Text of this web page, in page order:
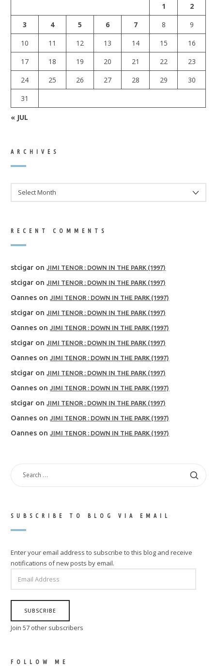
1
2
3
4 5 6 7 8
9
10
11 12 13 14 15
16
17
18 19 20 21 22
23
24
25 26 27 28 29
30
31
« JUL
ARCHIVES
RECENT COMMENTS
stcigar onJIMI TENOR : DOWN IN THE PARK (1997)
stcigar onJIMI TENOR : DOWN IN THE PARK (1997)
Oannes onJIMI TENOR : DOWN IN THE PARK (1997)
stcigar onJIMI TENOR : DOWN IN THE PARK (1997)
Oannes onJIMI TENOR : DOWN IN THE PARK (1997)
stcigar onJIMI TENOR : DOWN IN THE PARK (1997)
Oannes onJIMI TENOR : DOWN IN THE PARK (1997)
stcigar onJIMI TENOR : DOWN IN THE PARK (1997)
Oannes onJIMI TENOR : DOWN IN THE PARK (1997)
stcigar onJIMI TENOR : DOWN IN THE PARK (1997)
Oannes onJIMI TENOR : DOWN IN THE PARK (1997)
Oannes onJIMI TENOR : DOWN IN THE PARK (1997)
SEARCH
FOR:
SUBSCRIBE TO BLOG VIA EMAIL
Enter your email address to subscribe to this blog and receive
notifications of new posts by email.
ADDRESS
SUBSCRIBE
Join 57 other subscribers
FOLLOW ME